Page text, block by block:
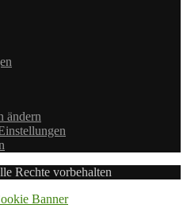
ändern
Rechte vorbehalten
Banner